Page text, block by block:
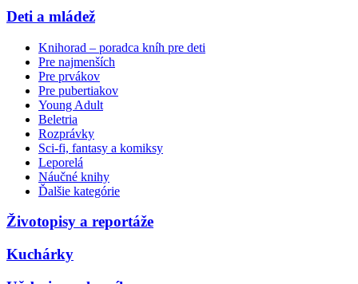
Deti a mládež
Knihorad – poradca kníh pre deti
Pre najmenších
Pre prvákov
Pre pubertiakov
Young Adult
Beletria
Rozprávky
Sci-fi, fantasy a komiksy
Leporelá
Náučné knihy
Ďalšie kategórie
Životopisy a reportáže
Kuchárky